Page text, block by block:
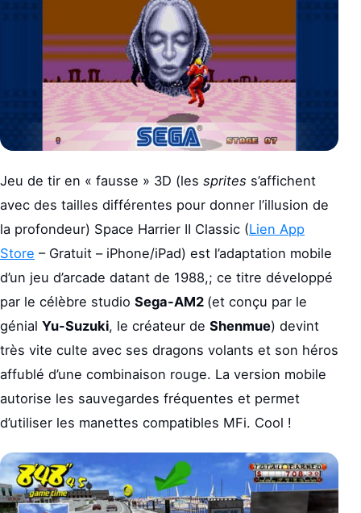
Jeu de tir en « fausse » 3D (les sprites s’affichent
avec des tailles différentes pour donner l’illusion de
la profondeur) Space Harrier II Classic (Lien App
Store – Gratuit – iPhone/iPad) est l’adaptation mobile
d’un jeu d’arcade datant de 1988,; ce titre développé
par le célèbre studio Sega-AM2 (et conçu par le
génial Yu-Suzuki, le créateur de Shenmue) devint
très vite culte avec ses dragons volants et son héros
affublé d’une combinaison rouge. La version mobile
autorise les sauvegardes fréquentes et permet
d’utiliser les manettes compatibles MFi. Cool !